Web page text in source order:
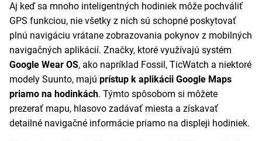
Aj keď sa mnoho inteligentných hodiniek môže pochváliť
GPS funkciou, nie všetky z nich sú schopné poskytovať
plnú navigáciu vrátane zobrazovania pokynov z mobilných
navigačných aplikácií. Značky, ktoré využívajú systém
Google Wear OS, ako napríklad Fossil, TicWatch a niektoré
modely Suunto, majú prístup k aplikácii Google Maps
priamo na hodinkách. Týmto spôsobom si môžete
prezerať mapu, hlasovo zadávať miesta a získavať
detailné navigačné informácie priamo na displeji hodiniek.